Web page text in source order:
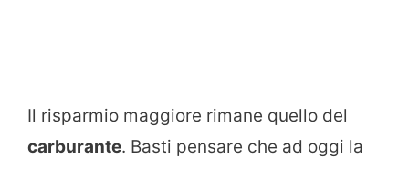
Il risparmio maggiore rimane quello del
carburante. Basti pensare che ad oggi la